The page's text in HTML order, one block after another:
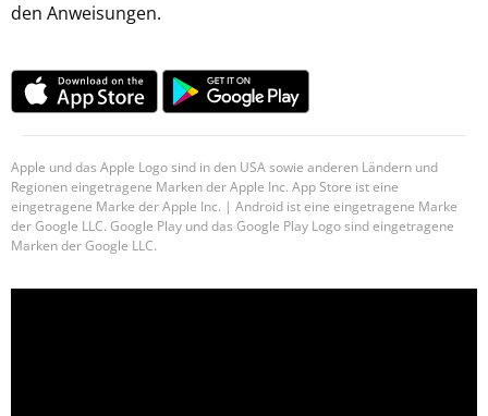
den Anweisungen.
Apple und das Apple Logo sind in den USA sowie anderen Ländern und
Regionen eingetragene Marken der Apple Inc. App Store ist eine
eingetragene Marke der Apple Inc. | Android ist eine eingetragene Marke
der Google LLC. Google Play und das Google Play Logo sind eingetragene
Marken der Google LLC.